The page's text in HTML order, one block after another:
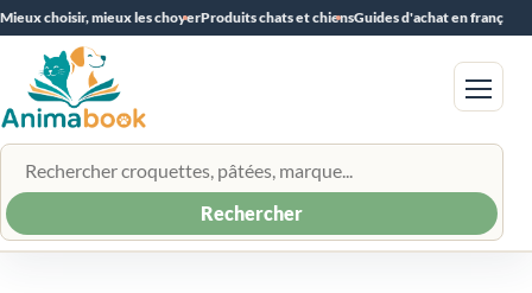
Mieux choisir, mieux les choyerProduits chats et chiensGuides d'achat en français
Rechercher un produit
Rechercher
Menu